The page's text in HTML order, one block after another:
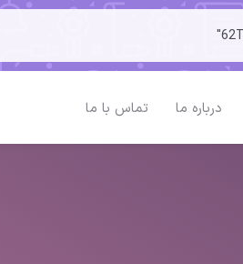
درباره ما تماس با ما